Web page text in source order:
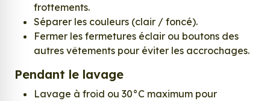
frottements.
Séparer les couleurs (clair / foncé).
Fermer les fermetures éclair ou boutons des
autres vêtements pour éviter les accrochages.
Pendant le lavage
Lavage à froid ou 30°C maximum pour